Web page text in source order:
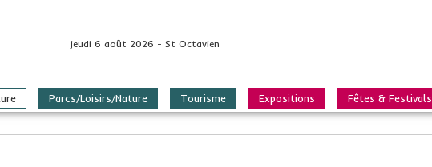
jeudi 6 août 2026 - St Octavien
Parcs/Loisirs/Nature Tourisme Expositions Fêtes & Festivals